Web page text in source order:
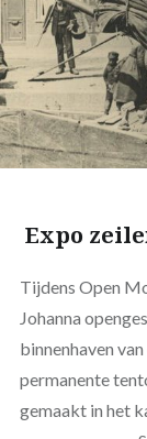
Expo
Tijdens Open
Johanna
binnenhaven
permanente
gemaakt in het